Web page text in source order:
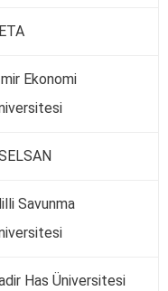
Ekonomi
Savunma
Has Üniversitesi